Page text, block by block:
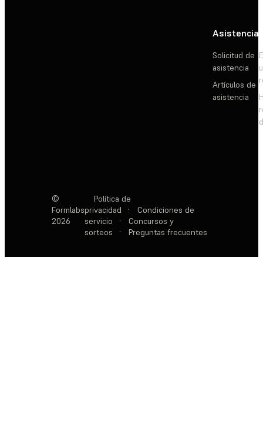
Asistencia
Solicitud de
asistencia
Artículos de
asistencia
©
Formlabs
2026
Política de
privacidad
·
Condiciones de
servicio
·
Concursos y
sorteos
· Preguntas frecuentes